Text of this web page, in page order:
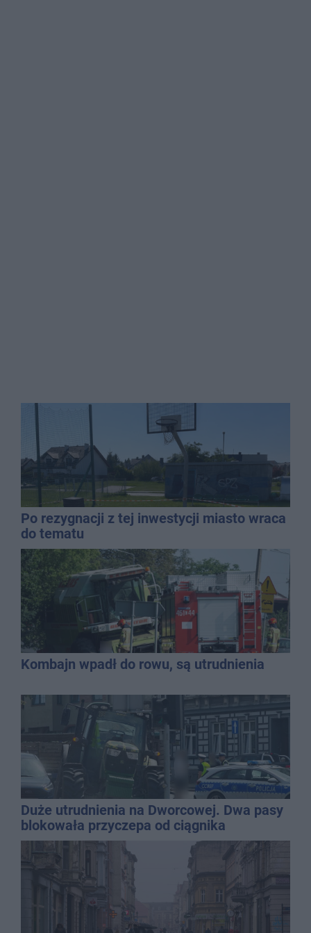
Po rezygnacji z tej inwestycji miasto wraca
do tematu
Kombajn wpadł do rowu, są utrudnienia
Duże utrudnienia na Dworcowej. Dwa pasy
blokowała przyczepa od ciągnika